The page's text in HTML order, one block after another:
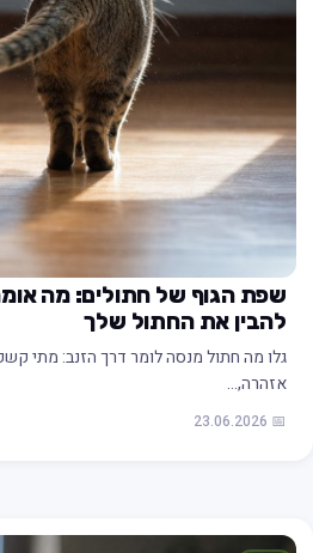
שפת הגוף של חתולים: מה
להבין את החתול שלך
גלו מה חתול מנסה לומר דרך הזנב: מתי
אזהרה,…
📅 23.06.2026